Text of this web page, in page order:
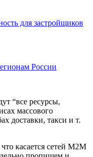
для застройщиков
России
“все ресурсы,
массового
доставки, такси и т.
касается сетей M2M